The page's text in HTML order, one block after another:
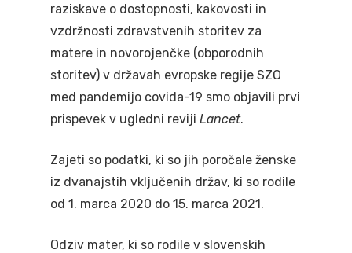
raziskave o dostopnosti, kakovosti in
vzdržnosti zdravstvenih storitev za
matere in novorojenčke (obporodnih
storitev) v državah evropske regije SZO
med pandemijo covida-19 smo objavili prvi
prispevek v ugledni reviji Lancet.
Zajeti so podatki, ki so jih poročale ženske
iz dvanajstih vključenih držav, ki so rodile
od 1. marca 2020 do 15. marca 2021.
Odziv mater, ki so rodile v slovenskih